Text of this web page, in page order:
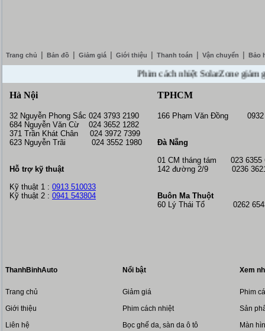
Trang chủ Bản đồ Giảm giá Giới thiệu Thanh toán Vận chuyển Bảo
Phim cách nhiệt SolarZone giảm giá
Hà Nội
32 Nguyễn Phong Sắc 024 3793 2190
684 Nguyễn Văn Cừ 024 3652 1282
371 Trần Khát Chân 024 3972 7399
623 Nguyễn Trãi 024 3552 1980
Hỗ trợ kỹ thuật
Kỹ thuật 1 : 0913 510033
Kỹ thuật 2 : 0941 543804
TPHCM
166 Phạm Văn Đồng 0932
Đà Nẵng
01 CM tháng tám 023 6355
142 đường 2/9 0236
Buôn Ma Thuột
60 Lý Thái Tổ 0262
ThanhBinhAuto
Trang chủ
Giới thiệu
Liên hệ
Nổi bật
Giảm giá
Phim cách nhiệt
Bọc ghế da, sàn da ô tô
Xem
Phim
Sản
Màn